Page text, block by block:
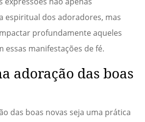
espiritual dos adoradores, mas
profundamente aqueles
essas manifestações de fé.
adoração das boas
das boas novas seja uma prática